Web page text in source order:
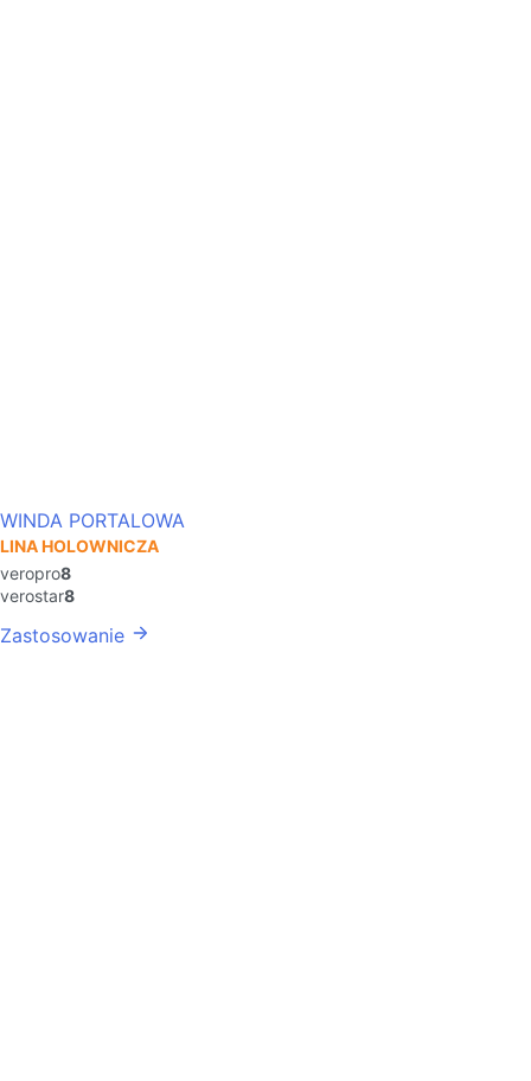
WINDA PORTALOWA
LINA HOLOWNICZA
veropro8
verostar8
Zastosowanie